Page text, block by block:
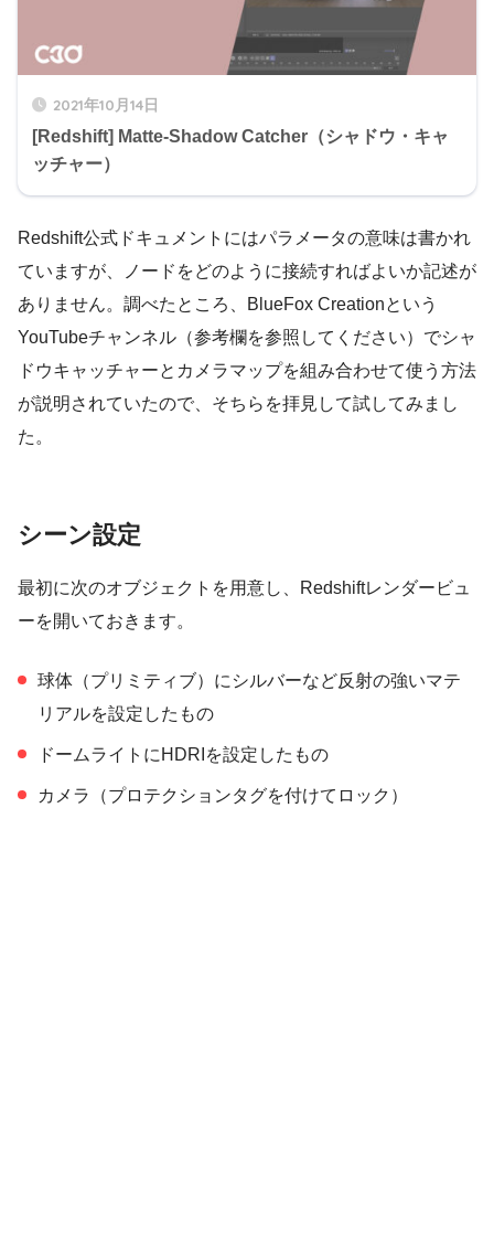
2021年10月14日
[Redshift] Matte-Shadow Catcher（シャドウ・キャ
ッチャー）
Redshift公式ドキュメントにはパラメータの意味は書かれ
ていますが、ノードをどのように接続すればよいか記述が
ありません。調べたところ、BlueFox Creationという
YouTubeチャンネル（参考欄を参照してください）でシャ
ドウキャッチャーとカメラマップを組み合わせて使う方法
が説明されていたので、そちらを拝見して試してみまし
た。
シーン設定
最初に次のオブジェクトを用意し、Redshiftレンダービュ
ーを開いておきます。
球体（プリミティブ）にシルバーなど反射の強いマテ
リアルを設定したもの
ドームライトにHDRIを設定したもの
カメラ（プロテクションタグを付けてロック）